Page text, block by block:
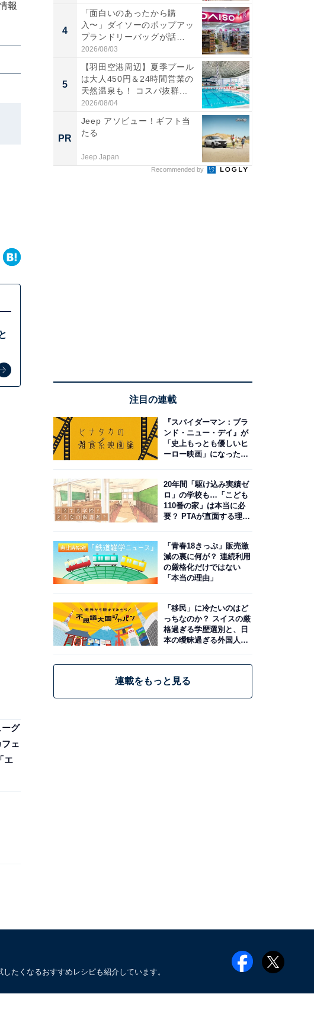
報
グ
ェ
エ
4
「面白いのあったから購
入〜」ダイソーのポップアッ
プランドリーバッグが話
題。“さま...
2026/08/03
5
【羽田空港周辺】夏季プール
は大人450円＆24時間営業の
天然温泉も！ コスパ抜群...
2026/08/04
PR
Jeep アソビュー！ギフト当
たる
Jeep Japan
Recommended by
注目の連載
『スパイダーマン：ブラ
ンド・ニュー・デイ』が
「史上もっとも優しいヒ
ーロー映画」になった理
20年間「駆け込み実績ゼ
ロ」の学校も…「こども
110番の家」は本当に必
要？ PTAが直面する理想
「青春18きっぷ」販売激
減の裏に何が？ 連続利用
の厳格化だけではない
「本当の理由」
「移民」に冷たいのはど
っちなのか？ スイスの厳
格過ぎる学歴選別と、日
本の曖昧過ぎる外国人政
連載をもっと見る
たくなるおすすめレシピも紹介しています。